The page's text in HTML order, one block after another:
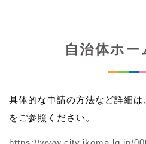
自治体ホー
具体的な申請の方法など詳細
をご参照ください。